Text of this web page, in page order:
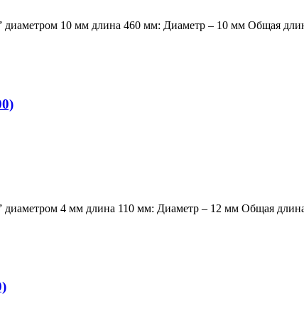
диаметром 10 мм длина 460 мм: Диаметр – 10 мм Общая
диаметром 4 мм длина 110 мм: Диаметр – 12 мм Общая